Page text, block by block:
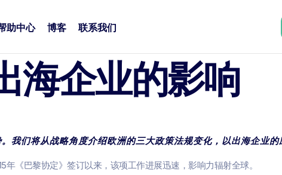
助中心 博客 联系我们
海企业的影响
们将从战略角度介绍欧洲的三大政策法规变化，以出海企业的
《巴黎协定》签订以来，该项工作进展迅速，影响力辐射全球。